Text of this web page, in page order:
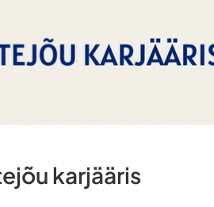
karjääris